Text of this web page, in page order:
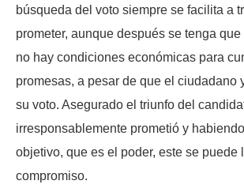
búsqueda del voto siempre se facilita a
prometer, aunque después se tenga
no hay condiciones económicas para
promesas, a pesar de que el ciudadano
su voto. Asegurado el triunfo del
irresponsablemente prometió y
objetivo, que es el poder, este se puede
compromiso.